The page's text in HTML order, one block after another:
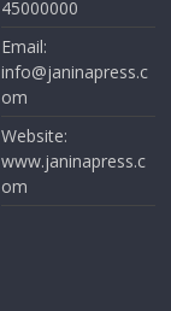
45000000
Email:
info@janinapress.c
om
Website:
www.janinapress.c
om